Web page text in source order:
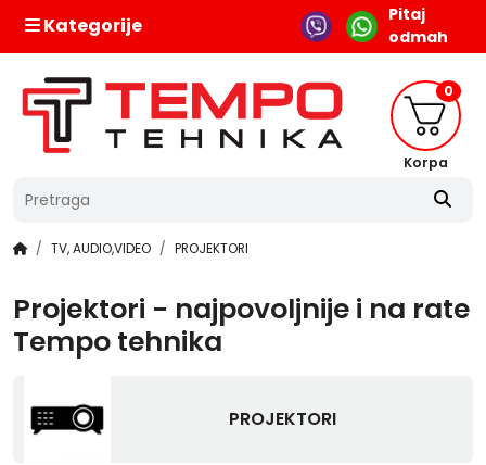
Kategorije
Pitaj
odmah
0
Korpa
TV, AUDIO,VIDEO PROJEKTORI
Projektori - najpovoljnije i na rate
Tempo tehnika
PROJEKTORI